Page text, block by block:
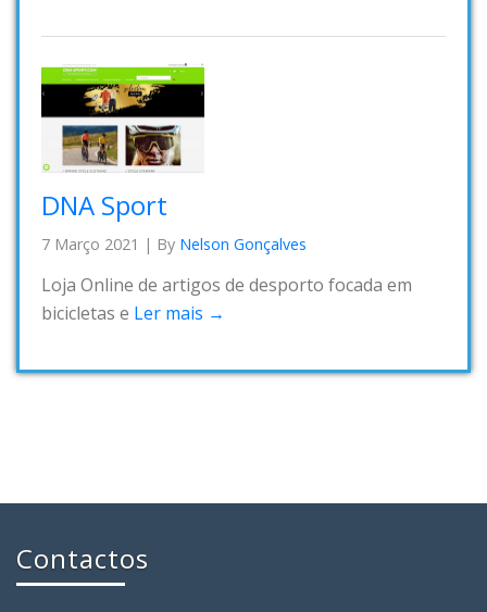
DNA Sport
7 Março 2021 | By Nelson Gonçalves
Loja Online de artigos de desporto focada em
bicicletas e Ler mais →
Contactos